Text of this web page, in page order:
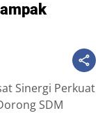
Sinergi Perkuat
SDM